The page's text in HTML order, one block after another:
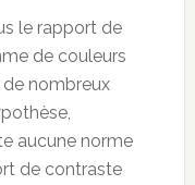
le rapport de
de couleurs
de nombreux
aucune norme
de contraste